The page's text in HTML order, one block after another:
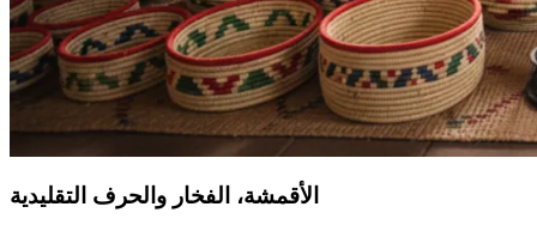
الأقمشة، الفخار والحرف التقليدية